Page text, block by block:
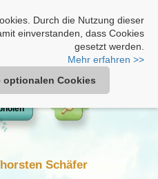
Durch die Nutzung dieser
einverstanden, dass Cookies
gesetzt werden.
Mehr erfahren >>
optionalen Cookies
Schäfer